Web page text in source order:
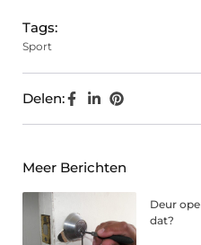
Tags:
Sport
Delen:
Meer Berichten
Deur
dat?